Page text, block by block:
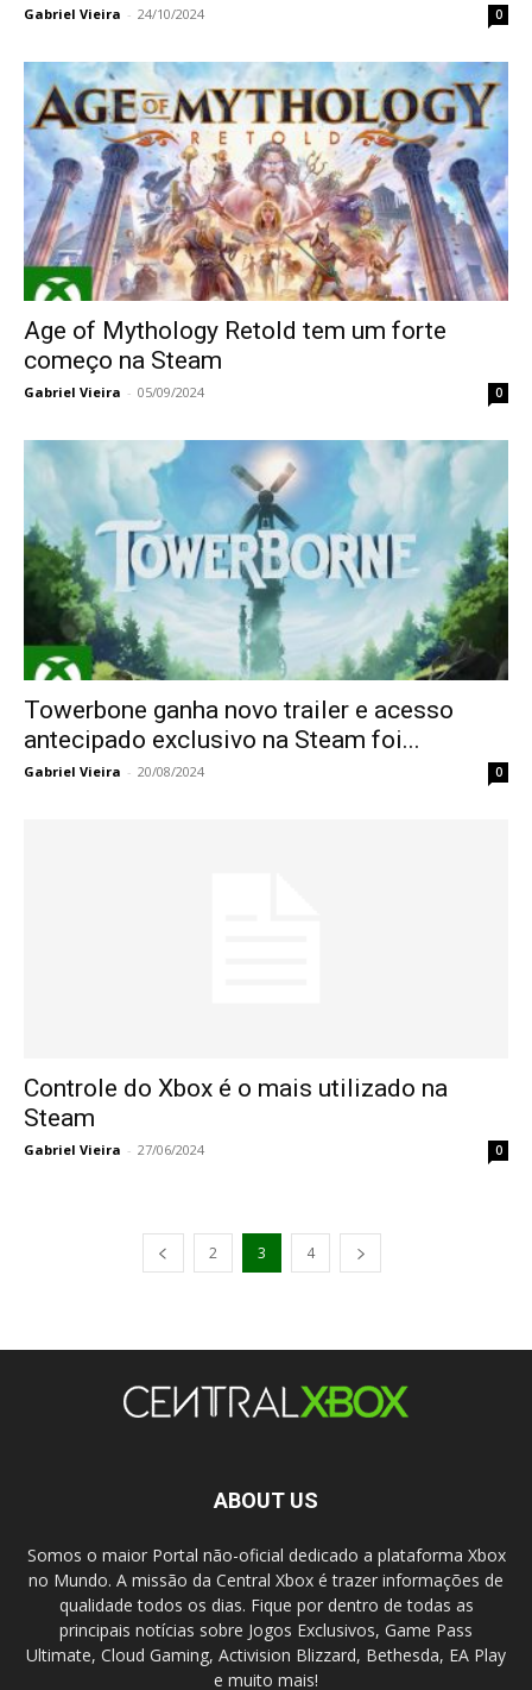
Gabriel Vieira - 24/10/2024 0
Age of Mythology Retold tem um forte
começo na Steam
Gabriel Vieira - 05/09/2024 0
Towerbone ganha novo trailer e acesso
antecipado exclusivo na Steam foi...
Gabriel Vieira - 20/08/2024 0
Controle do Xbox é o mais utilizado na
Steam
Gabriel Vieira - 27/06/2024 0
2 3 4
ABOUT US
Somos o maior Portal não-oficial dedicado a plataforma Xbox
no Mundo. A missão da Central Xbox é trazer informações de
qualidade todos os dias. Fique por dentro de todas as
principais notícias sobre Jogos Exclusivos, Game Pass
Ultimate, Cloud Gaming, Activision Blizzard, Bethesda, EA Play
e muito mais!